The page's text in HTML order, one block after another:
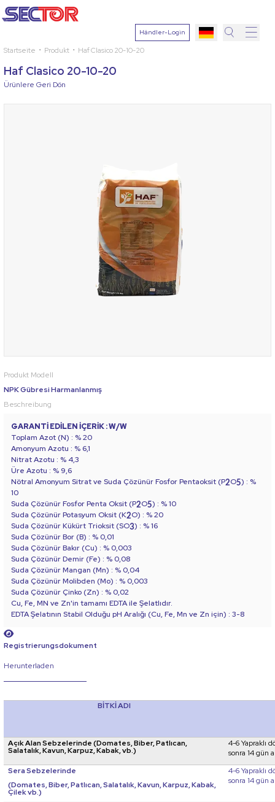
Händler-Login
Startseite Produkt Haf Clasico 20-10-20
Haf Clasico 20-10-20
Ürünlere Geri Dön
Produkt Modell
NPK Gübresi Harmanlanmış
Beschreibung
GARANTİ EDİLEN İÇERİK : W/W
Toplam Azot (N) : % 20
Amonyum Azotu : % 6,1
Nitrat Azotu : % 4,3
Üre Azotu : % 9,6
Nötral Amonyum Sitrat ve Suda Çözünür Fosfor Pentaoksit (P2O5) : %
10
Suda Çözünür Fosfor Penta Oksit (P2O5) : % 10
Suda Çözünür Potasyum Oksit (K2O) : % 20
Suda Çözünür Kükürt Trioksit (SO3) : % 16
Suda Çözünür Bor (B) : % 0,01
Suda Çözünür Bakır (Cu) : % 0,003
Suda Çözünür Demir (Fe) : % 0,08
Suda Çözünür Mangan (Mn) : % 0,04
Suda Çözünür Molibden (Mo) : % 0,003
Suda Çözünür Çinko (Zn) : % 0,02
Cu, Fe, MN ve Zn'in tamamı EDTA ile Şelatlıdır.
EDTA Şelatının Stabil OIduğu pH Aralığı (Cu, Fe, Mn ve Zn için) : 3-8
Registrierungsdokument
Herunterladen
BİTKİ ADI
Açık Alan Sebzelerinde (Domates, Biber, Patlıcan,
Salatalık, Kavun, Karpuz, Kabak, vb.)
4-6 Yapraklı
sonra 14 gün
Sera Sebzelerinde
(Domates, Biber, Patlıcan, Salatalık, Kavun, Karpuz, Kabak,
Çilek vb.)
4-6 Yapraklı
sonra 14 gün